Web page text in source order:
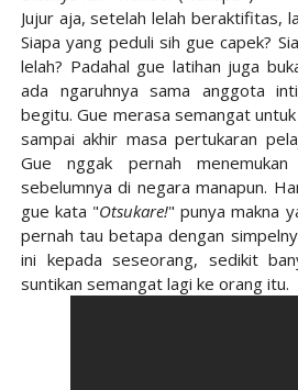
Jujur aja, setelah lelah beraktifitas,
Siapa yang peduli sih gue capek?
lelah? Padahal gue latihan juga
ada ngaruhnya sama anggota
begitu. Gue merasa semangat
sampai akhir masa pertukaran
Gue nggak pernah
sebelumnya di negara manapun.
gue kata "Otsukare!" punya makna
pernah tau betapa dengan
ini kepada seseorang, sedikit
suntikan semangat lagi ke orang itu.